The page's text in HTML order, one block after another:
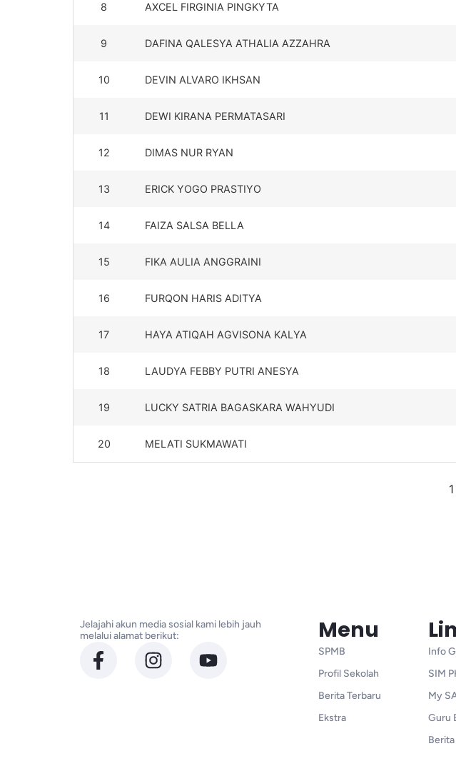
8 AXCEL FIRGINIA PINGKYTA
9 DAFINA QALESYA ATHALIA AZZAHRA
10 DEVIN ALVARO IKHSAN
11 DEWI KIRANA PERMATASARI
12 DIMAS NUR RYAN
13 ERICK YOGO PRASTIYO
14 FAIZA SALSA BELLA
15 FIKA AULIA ANGGRAINI
16 FURQON HARIS ADITYA
17 HAYA ATIQAH AGVISONA KALYA
18 LAUDYA FEBBY PUTRI ANESYA
19 LUCKY SATRIA BAGASKARA WAHYUDI
20 MELATI SUKMAWATI
1
Jelajahi akun media sosial kami lebih jauh
melalui alamat berikut:
Menu
SPMB
Profil Sekolah
Berita Terbaru
Ekstra
Info
SIM
My
Guru